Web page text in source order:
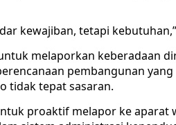
kewajiban, tetapi
melaporkan keberadaan
pembangunan
tidak tepat sasaran.
proaktif melapor ke aparat